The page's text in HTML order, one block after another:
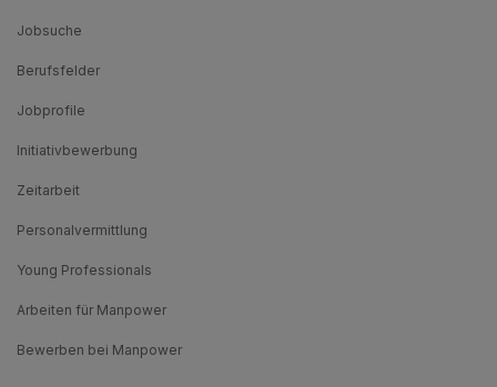
Jobsuche
Berufsfelder
Jobprofile
Initiativbewerbung
Zeitarbeit
Personalvermittlung
Young Professionals
Arbeiten für Manpower
Bewerben bei Manpower